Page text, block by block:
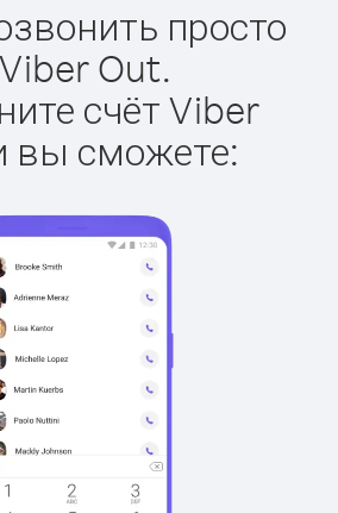
просто
Out.
счёт Viber
вы сможете: